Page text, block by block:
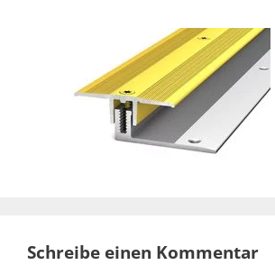
Schreibe einen Kommentar